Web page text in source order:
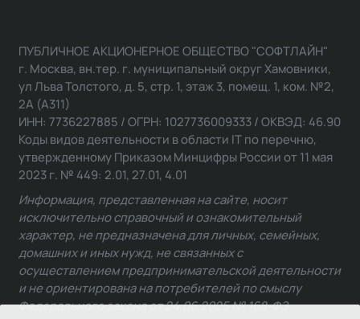
ПУБЛИЧНОЕ АКЦИОНЕРНОЕ ОБЩЕСТВО "СОФТЛАЙН"
г. Москва, вн.тер. г. муниципальный округ Хамовники,
ул Льва Толстого, д. 5, стр. 1, этаж 3, помещ. 1, ком. №2,
2А (А311)
ИНН: 7736227885 / ОГРН: 1027736009333 / ОКВЭД: 46.90
Коды видов деятельности в области IT по перечню,
утвержденному Приказом Минцифры России от 11 мая
2023 г. № 449: 2.01, 27.01, 4.01
Информация, представленная на сайте, носит
исключительно справочный и ознакомительный
характер, не предназначена для личных, семейных,
домашних и иных нужд, не связанных с
осуществлением предпринимательской деятельности
и не ориентирована на потребителей по смыслу
Федерального закона от 24.06.2025 № 168-ФЗ.